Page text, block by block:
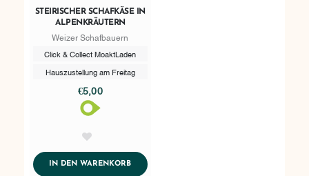
STEIRISCHER SCHAFKÄSE IN
ALPENKRÄUTERN
Weizer Schafbauern
Click & Collect MoaktLaden
Hauszustellung am Freitag
€5,00
IN DEN WARENKORBADDTOCART